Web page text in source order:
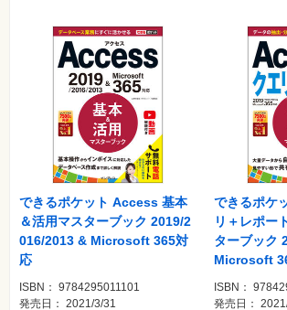
できるポケット Access 基本
＆活用マスターブック 2019/2
016/2013 & Microsoft 365対
応
ISBN： 9784295011101
発売日： 2021/3/31
できるポケ
リ＋レポー
ターブック
Microsoft
ISBN：
発売日：